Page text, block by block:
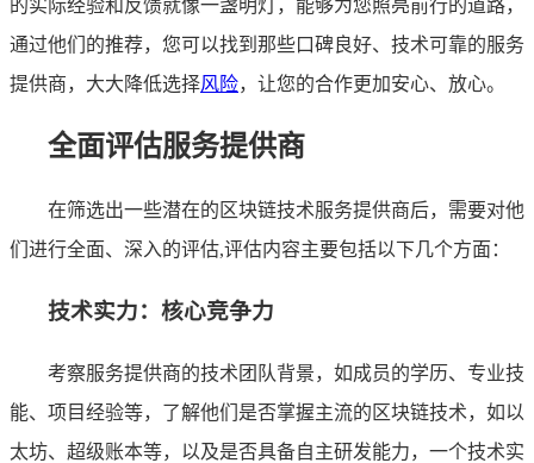
的实际经验和反馈就像一盏明灯，能够为您照亮前行的道路，
通过他们的推荐，您可以找到那些口碑良好、技术可靠的服务
提供商，大大降低选择风险，让您的合作更加安心、放心。
全面评估服务提供商
在筛选出一些潜在的区块链技术服务提供商后，需要对他
们进行全面、深入的评估,评估内容主要包括以下几个方面：
技术实力：核心竞争力
考察服务提供商的技术团队背景，如成员的学历、专业技
能、项目经验等，了解他们是否掌握主流的区块链技术，如以
太坊、超级账本等，以及是否具备自主研发能力，一个技术实